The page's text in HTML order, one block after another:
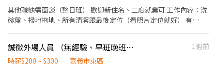
試資訊 面試安排在嘉義場次現場（依上方場次表擇一），談完直接
看到現場長怎樣，當天就能決定要不要試作。 👉 應徵後我們會在
24 小時內主動聯絡您，先聊 5 分鐘確認狀況再約面試。
其他職缺需面談（整日班） 歡迎新住名、二度就業可 工作內容：洗
碗盤、掃地拖地、所有清潔跟最後定位（看照片定位就好） 有
路96號
誠徵外場人員 （無經驗、早班晚班皆可）
1週前
時薪$200 ~ $300
嘉義市東區